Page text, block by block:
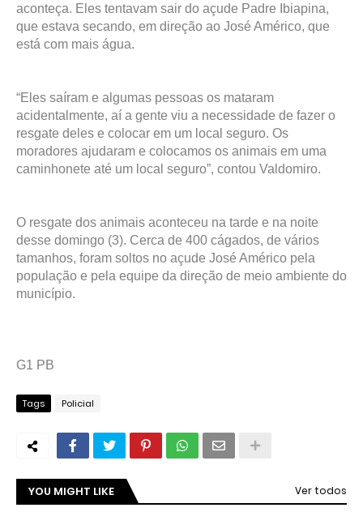
aconteça. Eles tentavam sair do açude Padre Ibiapina,
que estava secando, em direção ao José Américo, que
está com mais água.
“Eles saíram e algumas pessoas os mataram
acidentalmente, aí a gente viu a necessidade de fazer o
resgate deles e colocar em um local seguro. Os
moradores ajudaram e colocamos os animais em uma
caminhonete até um local seguro”, contou Valdomiro.
O resgate dos animais aconteceu na tarde e na noite
desse domingo (3). Cerca de 400 cágados, de vários
tamanhos, foram soltos no açude José Américo pela
população e pela equipe da direção de meio ambiente do
município.
G1 PB
Tags Policial
YOU MIGHT LIKE Ver todos